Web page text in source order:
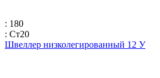
: 180
: Ст20
Швеллер низколегированный 12 У